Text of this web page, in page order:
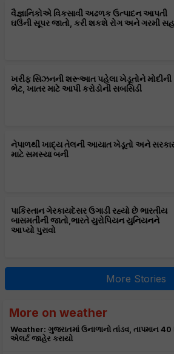
વૈજ્ઞાનિકોએ વિકસાવી અઢળક ઉત્પાદન આપતી
ઘઉંની સૂપર જાતો, કરી શકશે રોગ અને ગરમી
ખરીફ સિઝનની શરૂઆત પહેલા ખેડૂતોને મોદીની
ભેટ, ખાતર માટે આપી કરોડોની સબસિડી
નેપાળથી ખાદ્ય તેલની આયાત ખેડૂતો અને
માટે સમસ્યા બની
પાકિસ્તાન ગેરકાયદેસર ઉગાડી રહ્યો છે ભારતીય
બાસમતીની જાતો,ભારતે યુરોપિયન યુનિયનને
આપ્યો પુરાવો
More Stories
More on weather
Weather: ગુજરાતમાં ઉનાળાનો તાંડવ, તાપમાન
એલર્ટ જાહેર કરાયો